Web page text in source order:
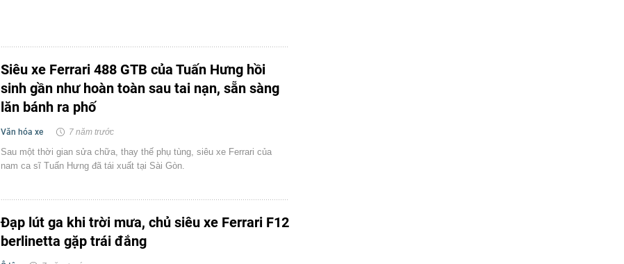
Siêu xe Ferrari 488 GTB của Tuấn Hưng hồi
sinh gần như hoàn toàn sau tai nạn, sẵn sàng
lăn bánh ra phố
Văn hóa xe 7 năm trước
Sau một thời gian sửa chữa, thay thế phụ tùng, siêu xe Ferrari của
nam ca sĩ Tuấn Hưng đã tái xuất tại Sài Gòn.
Đạp lút ga khi trời mưa, chủ siêu xe Ferrari F12
berlinetta gặp trái đắng